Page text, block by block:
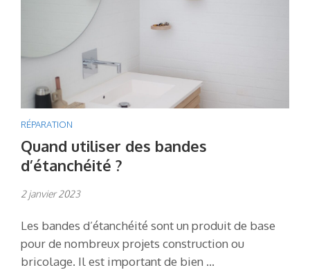
RÉPARATION
Quand utiliser des bandes
d’étanchéité ?
2 janvier 2023
Les bandes d’étanchéité sont un produit de base
pour de nombreux projets construction ou
bricolage. Il est important de bien …